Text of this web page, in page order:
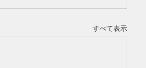
すべて表示